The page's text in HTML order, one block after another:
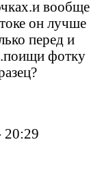
вообще
он лучше
перед и
фотку
20:29